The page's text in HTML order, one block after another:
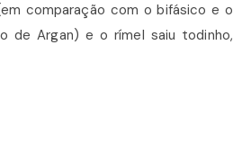
comparação com o bifásico e o
de Argan) e o rímel saiu todinho,